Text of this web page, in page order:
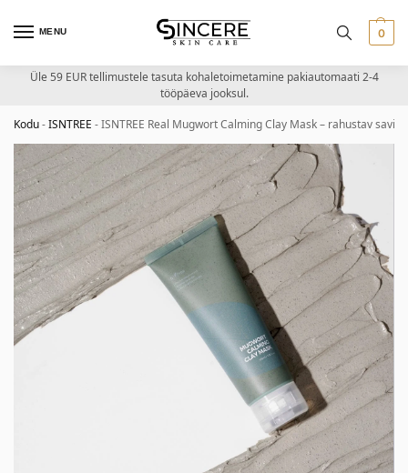
MENU 0
Üle 59 EUR tellimustele tasuta kohaletoimetamine pakiautomaati 2-4
tööpäeva jooksul.
Kodu-ISNTREE -ISNTREE Real Mugwort Calming Clay Mask – rahustav savi